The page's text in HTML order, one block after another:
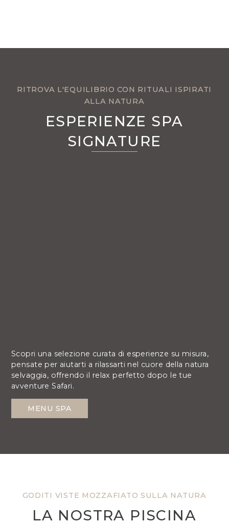
RITROVA L'EQUILIBRIO CON RITUALI ISPIRATI
ALLA NATURA
ESPERIENZE SPA
SIGNATURE
Scopri una selezione curata di esperienze su misura,
pensate per aiutarti a rilassarti nel cuore della natura
selvaggia, offrendo il relax perfetto dopo le tue
avventure Safari.
MENU SPA
GODITI VISTE MOZZAFIATO SULLA NATURA
LA NOSTRA PISCINA